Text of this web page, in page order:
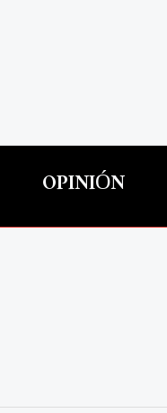
OPINIÓN